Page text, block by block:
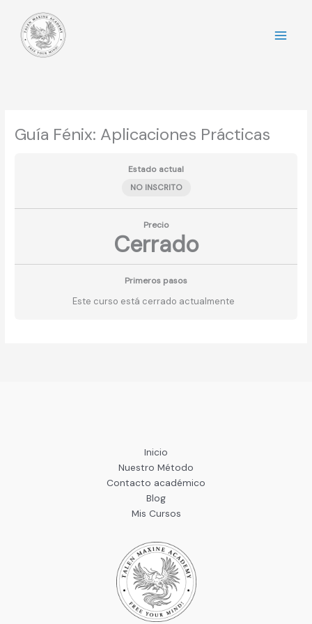
contenido
Guía Fénix: Aplicaciones Prácticas
Estado actual
NO INSCRITO
Precio
Cerrado
Primeros pasos
Este curso está cerrado actualmente
Inicio
Nuestro Método
Contacto académico
Blog
Mis Cursos